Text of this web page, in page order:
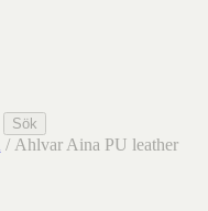
Sök
/ Ahlvar Aina PU leather